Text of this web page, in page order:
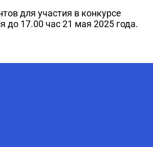
для участия в конкурсе
до 17.00 час 21 мая 2025 года.